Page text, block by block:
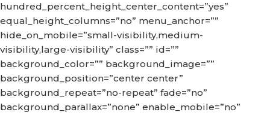
hundred_percent_height_center_content=”yes”
equal_height_columns=”no” menu_anchor=””
hide_on_mobile=”small-visibility,medium-
visibility,large-visibility” class=”” id=””
background_color=”” background_image=””
background_position=”center center”
background_repeat=”no-repeat” fade=”no”
background_parallax=”none” enable_mobile=”no”